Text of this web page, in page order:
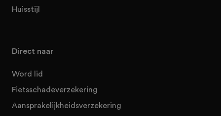
Huisstijl
Direct naar
Word lid
Fietsschadeverzekering
Aansprakelijkheidsverzekering